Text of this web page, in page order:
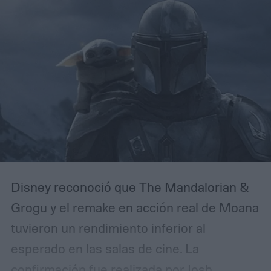
Disney reconoció que The Mandalorian &
Grogu y el remake en acción real de Moana
tuvieron un rendimiento inferior al
esperado en las salas de cine. La